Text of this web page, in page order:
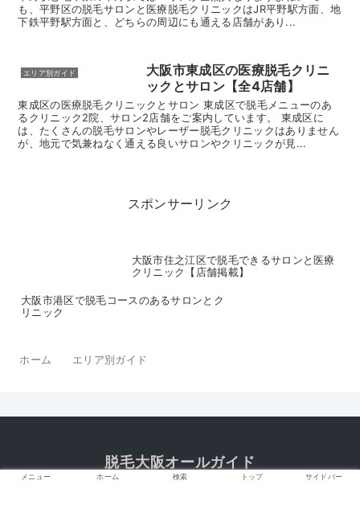
も、平野区の脱毛サロンと医療脱毛クリニックはJR平野駅方面、地
下鉄平野駅方面と、どちらの周辺にも通える店舗があり...
エリア別ガイド
大阪市東成区の医療脱毛クリニ
ックとサロン【全4店舗】
東成区の医療脱毛クリニックとサロン 東成区で脱毛メニューのあ
るクリニック2院、サロン2店舗をご案内しています。 東成区に
は、たくさんの脱毛サロンやレーザー脱毛クリニックはありません
が、地元で気兼ねなく通える良いサロンやクリニックが見...
スポンサーリンク
大阪市住之江区で脱毛できるサロンと医療
クリニック【店舗掲載】
大阪市港区で脱毛コースのあるサロンとク
リニック
ホーム エリア別ガイド
脱毛大阪オールガイド
メニュー ホーム 検索 トップ サイドバー